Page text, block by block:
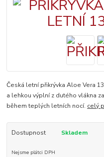
Česká letní přikrývka Aloe Vera
a lehkou výplní z dutého vlákna
během teplých letních nocí. celý
Dostupnost Skladem
Nejsme plátci DPH